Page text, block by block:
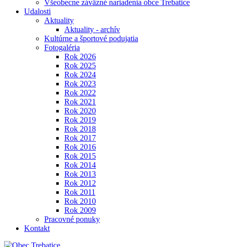
Všeobecne záväzné nariadenia obce Trebatice
Udalosti
Aktuality
Aktuality - archív
Kultúrne a športové podujatia
Fotogaléria
Rok 2026
Rok 2025
Rok 2024
Rok 2023
Rok 2022
Rok 2021
Rok 2020
Rok 2019
Rok 2018
Rok 2017
Rok 2016
Rok 2015
Rok 2014
Rok 2013
Rok 2012
Rok 2011
Rok 2010
Rok 2009
Pracovné ponuky
Kontakt